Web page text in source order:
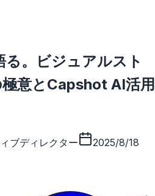
る。ビジュアルスト
意とCapshot AI活用
ブディレクター
2025/8/18